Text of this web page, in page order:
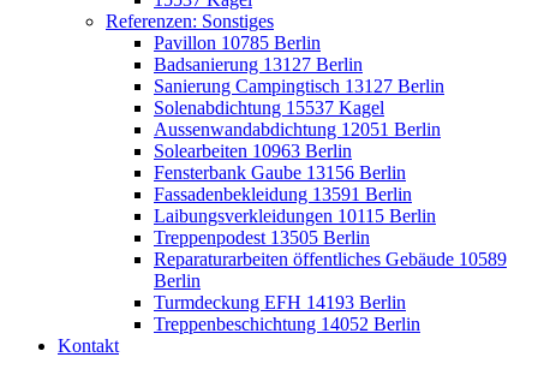
Referenzen: Sonstiges
Pavillon 10785 Berlin
Badsanierung 13127 Berlin
Sanierung Campingtisch 13127 Berlin
Solenabdichtung 15537 Kagel
Aussenwandabdichtung 12051 Berlin
Solearbeiten 10963 Berlin
Fensterbank Gaube 13156 Berlin
Fassadenbekleidung 13591 Berlin
Laibungsverkleidungen 10115 Berlin
Treppenpodest 13505 Berlin
Reparaturarbeiten öffentliches Gebäude 10589
Berlin
Turmdeckung EFH 14193 Berlin
Treppenbeschichtung 14052 Berlin
Kontakt